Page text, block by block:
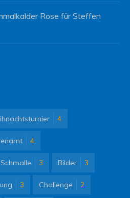
Rose für Steffen
4
4
Schmalle 3 Bilder 3
3 Challenge 2